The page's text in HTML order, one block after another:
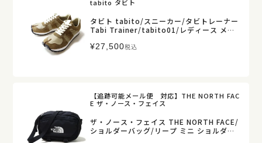
tabito タビト
タビト tabito/スニーカー/タビトレーナー
Tabi Trainer/tabito01/レディース メン
¥27,500税込
【追跡可能メール便 対応】THE NORTH FAC
E ザ・ノース・フェイス
ザ・ノース・フェイス THE NORTH FACE/
ショルダーバッグ/リープ ミニ ショルダー/